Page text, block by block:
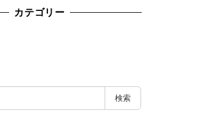
カテゴリー
検索